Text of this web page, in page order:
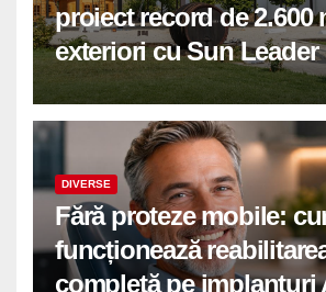
proiect record de 2.600
exteriori cu Sun Leader
DIVERSE
Fără proteze mobile:
funcționează
completă pe implanturi